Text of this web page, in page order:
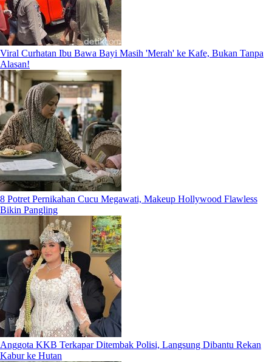
Viral Curhatan Ibu Bawa Bayi Masih 'Merah' ke Kafe, Bukan Tanpa
Alasan!
8 Potret Pernikahan Cucu Megawati, Makeup Hollywood Flawless
Bikin Pangling
Anggota KKB Terkapar Ditembak Polisi, Langsung Dibantu Rekan
Kabur ke Hutan